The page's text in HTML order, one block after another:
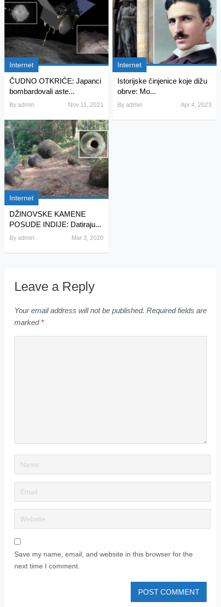
Internet
ČUDNO OTKRIĆE: Japanci
bombardovali aste...
By admin Nov 11, 2021
Internet
Istorijske činjenice koje dižu
obrve: Mo...
Byadmin Apr 4, 2023
Internet
DŽINOVSKE KAMENE
POSUDE INDIJE: Datiraju...
By admin Mar 3, 2020
Leave a Reply
Your email address will not be published. Required fields are
marked *
Save my name, email, and website in this browser for the
next time I comment.